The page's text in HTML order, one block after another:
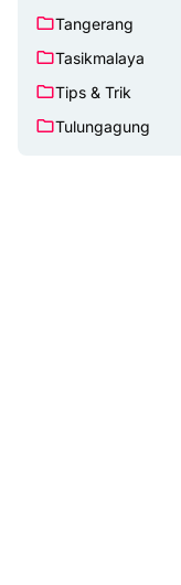
Tangerang
Tasikmalaya
Tips & Trik
Tulungagung